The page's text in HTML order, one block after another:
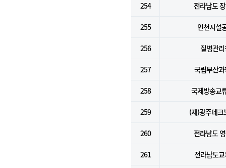
254 전라남도
255 인천시설
256 질병관
257 국립부산
258 국제방송교
259 (재)광주테크
260 전라남도
261 전라남도